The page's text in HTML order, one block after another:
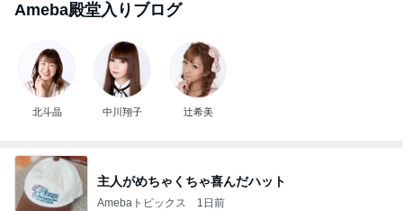
Ameba殿堂入りブログ
北斗晶 中川翔子 辻希美
主人がめちゃくちゃ喜んだハット
Amebaトピックス 1日前